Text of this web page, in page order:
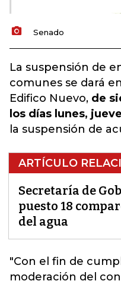
Senado
La suspensión de
comunes se dará
Edifico Nuevo, de
los días lunes,
la suspensión de
ARTÍCULO
Secretaría de
puesto 18
del agua
"Con el fin de
moderación del